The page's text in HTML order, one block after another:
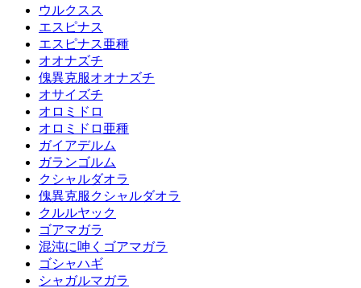
ウルクスス
エスピナス
エスピナス亜種
オオナズチ
傀異克服オオナズチ
オサイズチ
オロミドロ
オロミドロ亜種
ガイアデルム
ガランゴルム
クシャルダオラ
傀異克服クシャルダオラ
クルルヤック
ゴアマガラ
混沌に呻くゴアマガラ
ゴシャハギ
シャガルマガラ